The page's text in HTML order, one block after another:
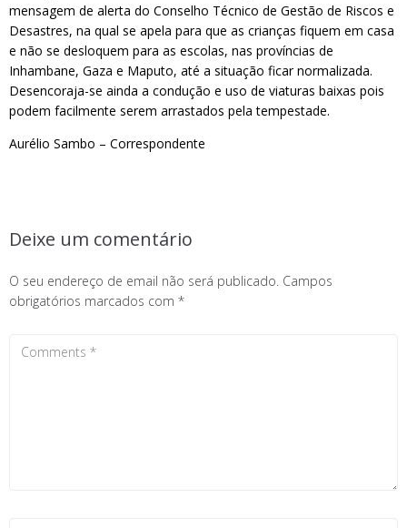
mensagem de alerta do Conselho Técnico de Gestão de Riscos e
Desastres, na qual se apela para que as crianças fiquem em casa
e não se desloquem para as escolas, nas províncias de
Inhambane, Gaza e Maputo, até a situação ficar normalizada.
Desencoraja-se ainda a condução e uso de viaturas baixas pois
podem facilmente serem arrastados pela tempestade.
Aurélio Sambo – Correspondente
Deixe um comentário
O seu endereço de email não será publicado. Campos
obrigatórios marcados com *